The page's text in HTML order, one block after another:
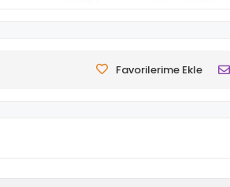
Favorilerime Ekle